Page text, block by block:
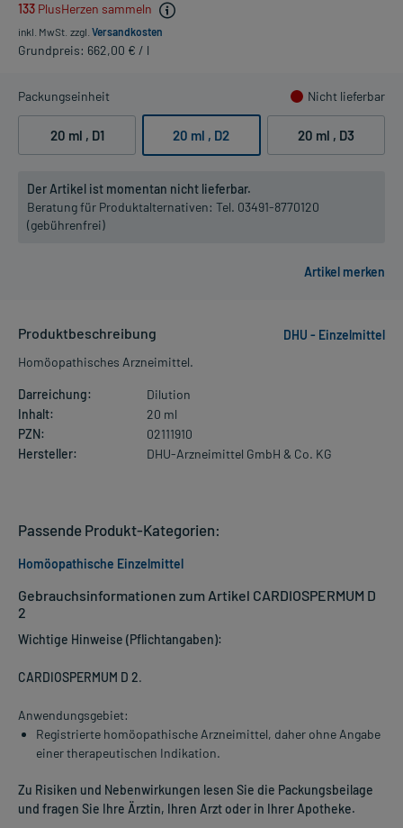
133 PlusHerzen sammeln
inkl. MwSt. zzgl. Versandkosten
Grundpreis: 662,00 € / l
Packungseinheit Nicht lieferbar
20 ml , D1 20 ml , D2 20 ml , D3
Der Artikel ist momentan nicht lieferbar.
Beratung für Produktalternativen: Tel. 03491-8770120
(gebührenfrei)
Produktbeschreibung
DHU - Einzelmittel
Homöopathisches Arzneimittel.
Darreichung:
Dilution
Inhalt:
20 ml
PZN:
02111910
Hersteller:
DHU-Arzneimittel GmbH & Co. KG
Gebrauchsinformationen zum Artikel CARDIOSPERMUM D
2
Wichtige Hinweise (Pflichtangaben):
CARDIOSPERMUM D 2.
Anwendungsgebiet:
Registrierte homöopathische Arzneimittel, daher ohne Angabe
einer therapeutischen Indikation.
Zu Risiken und Nebenwirkungen lesen Sie die Packungsbeilage
und fragen Sie Ihre Ärztin, Ihren Arzt oder in Ihrer Apotheke.
Passende Produkt-Kategorien:
Homöopathische Einzelmittel